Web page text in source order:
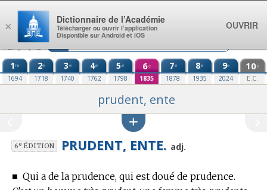
Aller au contenu
1re
1694
2e
1718
3e
1740
4e
1762
5e
1798
6e
1835
7e
1878
8e
1935
9e
2024
10e
E.C.
prudent, ente
6eÉDITION PRUDENT, ENTE. adj.
■ Qui a de la prudence, qui est doué de prudence.
×
Dictionnaire de l’Académie
Télécharger ou ouvrir l’application
Disponible sur Android et iOS
OUVRIR